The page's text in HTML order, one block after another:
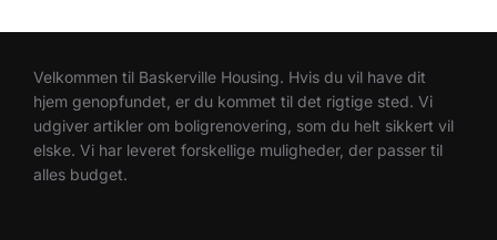
Velkommen til Baskerville Housing. Hvis du vil have dit
hjem genopfundet, er du kommet til det rigtige sted. Vi
udgiver artikler om boligrenovering, som du helt sikkert vil
elske. Vi har leveret forskellige muligheder, der passer til
alles budget.